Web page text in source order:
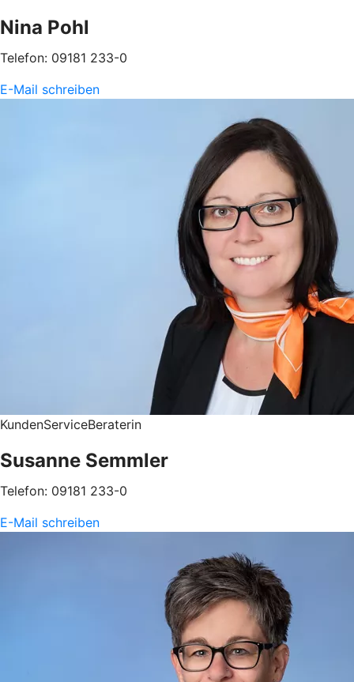
Nina Pohl
Telefon: 09181 233-0
E-Mail schreiben
KundenServiceBeraterin
Susanne Semmler
Telefon: 09181 233-0
E-Mail schreiben